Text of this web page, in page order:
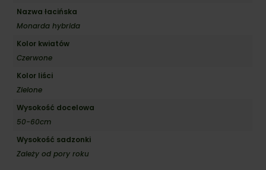
Nazwa łacińska
Monarda hybrida
Kolor kwiatów
Czerwone
Kolor liści
Zielone
Wysokość docelowa
50-60cm
Wysokość sadzonki
Zależy od pory roku